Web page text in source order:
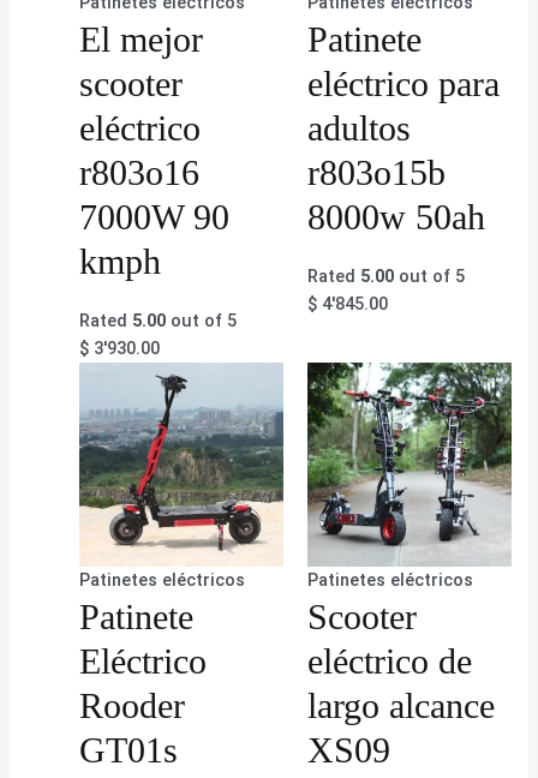
El mejor
scooter
eléctrico
r803o16
7000W 90
kmph
Rated 5.00 out of 5
$ 3'930.00
Patinete
eléctrico para
adultos
r803o15b
8000w 50ah
Rated 5.00out of 5
$4'845.00
Patinetes eléctricos
Patinete
Eléctrico
Rooder
GT01s
Patinetes eléctricos
Scooter
eléctrico de
largo alcance
XS09